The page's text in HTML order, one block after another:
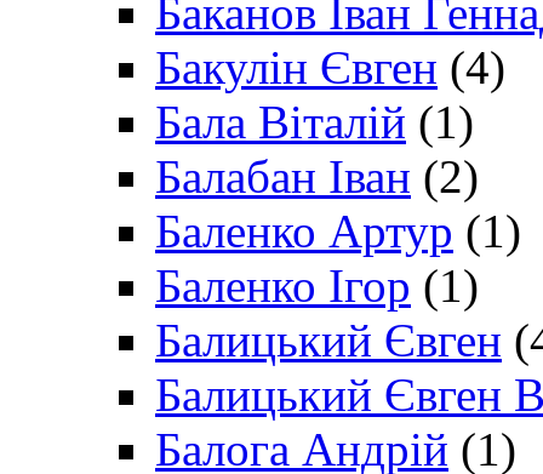
Баканов Іван
Бакулін Євген (4)
Бала Віталій (1)
Балабан Іван (2)
Баленко Артур (1)
Баленко Ігор (1)
Балицький Євген
Балицький Євген
Балога Андрій (1)